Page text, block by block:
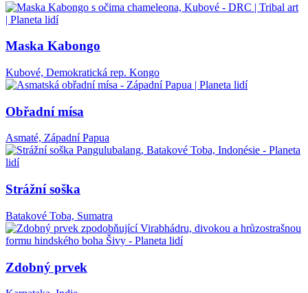
Maska Kabongo
Kubové, Demokratická rep. Kongo
Obřadní mísa
Asmaté, Západní Papua
Strážní soška
Batakové Toba, Sumatra
Zdobný prvek